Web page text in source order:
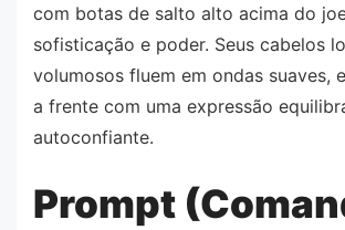
com botas de salto alto acima do
sofisticação e poder. Seus cabelos
volumosos fluem em ondas suaves,
a frente com uma expressão
autoconfiante.
Prompt